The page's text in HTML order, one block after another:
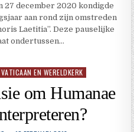
27 december 2020 kondigde
aan rond zijn omstreden
Laetitia”. Deze pauselijke
ondertussen…
VATICAAN EN WERELDKERK
om Humanae